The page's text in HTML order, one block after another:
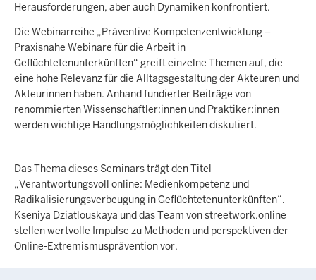
Herausforderungen, aber auch Dynamiken konfrontiert.
Die Webinarreihe „Präventive Kompetenzentwicklung –
Praxisnahe Webinare für die Arbeit in
Geflüchtetenunterkünften“ greift einzelne Themen auf, die
eine hohe Relevanz für die Alltagsgestaltung der Akteuren und
Akteurinnen haben. Anhand fundierter Beiträge von
renommierten Wissenschaftler:innen und Praktiker:innen
werden wichtige Handlungsmöglichkeiten diskutiert.
Das Thema dieses Seminars trägt den Titel
„Verantwortungsvoll online: Medienkompetenz und
Radikalisierungsverbeugung in Geflüchtetenunterkünften“.
Kseniya Dziatlouskaya und das Team von streetwork.online
stellen wertvolle Impulse zu Methoden und perspektiven der
Online-Extremismusprävention vor.